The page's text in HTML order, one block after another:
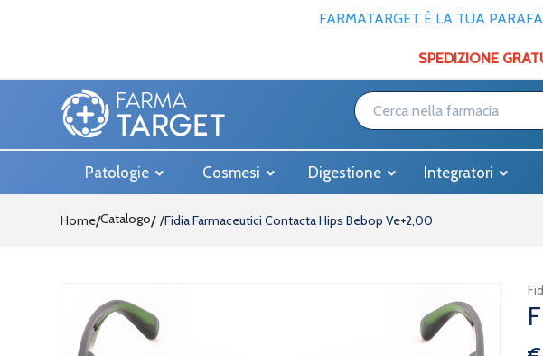
FARMATARGET È LA TUA
SPEDIZIONE
Patologie Cosmesi Digestione Integratori
Home Catalogo/ Fidia Farmaceutici Contacta Hips Bebop Ve+2,00